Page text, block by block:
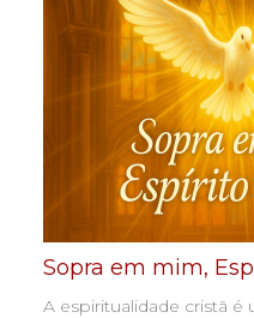
Sopra em mim,
A espiritualidade cristã